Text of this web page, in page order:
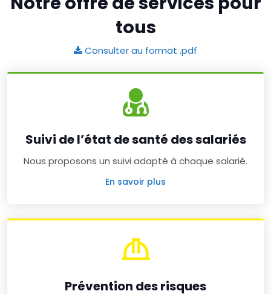
tous
Consulter au format .pdf
Suivi de l’état de santé des salariés
Nous proposons un suivi adapté à chaque salarié.
En savoir plus
Prévention des risques